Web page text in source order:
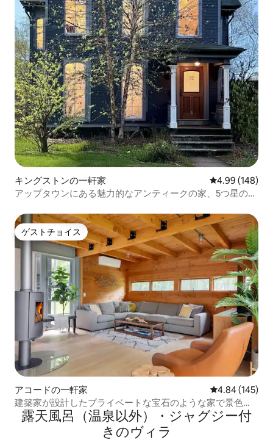
キングストンの一軒家 レビュー148
4.99 (148)
アップタウンにある魅力的なアンティークの家、5つ星のモ
ゲストチョイス
ゲストチョイス
アコードの一軒家 レビュー145
4.84 (145)
建築家が設計したプライベートな宝石のような家で景色を
楽しみ、ジャグジーを堪能
露天風呂（温泉以外）・ジャグジー付
きのヴィラ